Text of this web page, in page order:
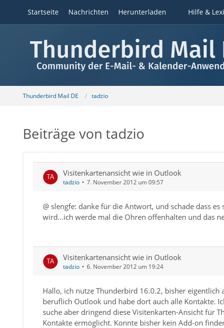
Startseite Nachrichten Herunterladen Hilfe &
Thunderbird Mail DE tadzio
Beiträge von tadzio
Visitenkartenansicht wie in Outlook
tadzio 7. November 2012 um 09:57
@ slengfe: danke für die Antwort, und schade dass
wird...ich werde mal die Ohren offenhalten und das
Visitenkartenansicht wie in Outlook
tadzio 6. November 2012 um 19:24
Hallo, ich nutze Thunderbird 16.0.2, bisher
beruflich Outlook und habe dort auch alle Kontakte.
suche aber dringend diese Visitenkarten-Ansicht für
Kontakte ermöglicht. Konnte bisher kein Add-on